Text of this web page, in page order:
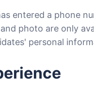
entered a phone
photo are only
personal